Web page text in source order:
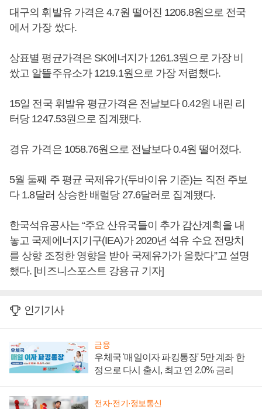
대구의 휘발유 가격은 4.7원 떨어진 1206.8원으로 전국
에서 가장 쌌다.
상표별 평균가격은 SK에너지가 1261.3원으로 가장 비
쌌고 알뜰주유소가 1219.1원으로 가장 저렴했다.
15일 전국 휘발유 평균가격은 전날보다 0.42원 내린 리
터당 1247.53원으로 집계됐다.
경유 가격은 1058.76원으로 전날보다 0.4원 떨어졌다.
5월 둘째 주 평균 국제유가(두바이유 기준)는 직전 주보
다 1.8달러 상승한 배럴당 27.6달러로 집계됐다.
한국석유공사는 “주요 산유국들이 추가 감산계획을 내
놓고 국제에너지기구(IEA)가 2020년 석유 수요 전망치
를 상향 조정한 영향을 받아 국제유가가 올랐다”고 설명
했다. [비즈니스포스트 강용규 기자]
인기기사
금융
우체국 '매일이자 파킹통장' 5만 계좌 한
정으로 다시 출시, 최고 연 2.0% 금리
전자·전기·정보통신